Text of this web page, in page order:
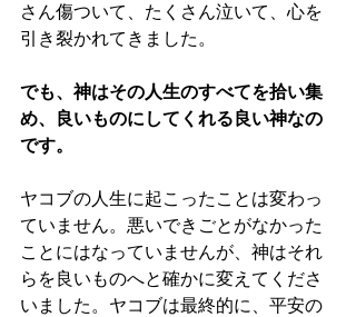
さん傷ついて、たくさん泣いて、心を
引き裂かれてきました。
でも、神はその人生のすべてを拾い集
め、良いものにしてくれる良い神なの
です。
ヤコブの人生に起こったことは変わっ
ていません。悪いできごとがなかった
ことにはなっていませんが、神はそれ
らを良いものへと確かに変えてくださ
いました。ヤコブは最終的に、平安の